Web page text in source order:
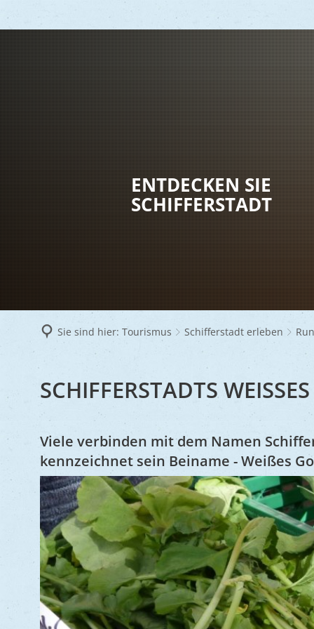
ENTDECKEN SIE
SCHIFFERSTADT
Sie sind hier: Tourismus Schifferstadt erleben
RUND
DEN
RETTICH
SCHIFFERSTADTS
Viele verbinden mit dem Namen
kennzeichnet sein Beiname - Weißes